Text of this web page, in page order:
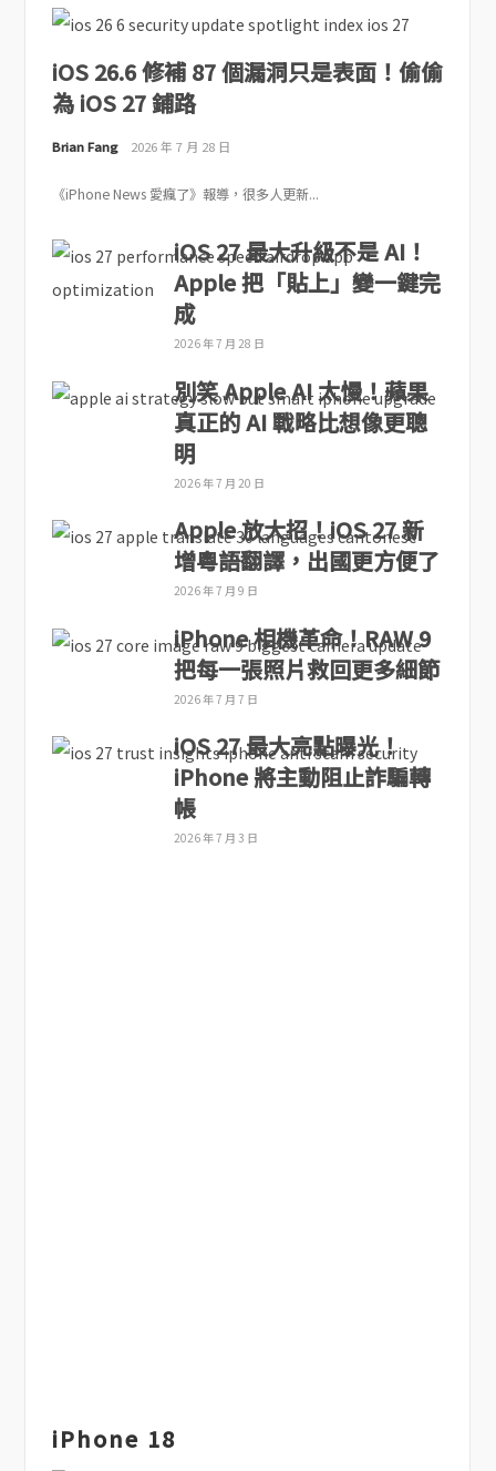
iOS 26.6 修補 87 個漏洞只是表面！偷偷
為 iOS 27 鋪路
Brian Fang 2026 年 7 月 28 日
《iPhone News 愛瘋了》報導，很多人更新...
iOS 27 最大升級不是 AI！
Apple 把「貼上」變一鍵完
成
2026 年 7 月 28 日
別笑 Apple AI 太慢！蘋果
真正的 AI 戰略比想像更聰
明
2026 年 7 月 20 日
Apple 放大招！iOS 27 新
增粵語翻譯，出國更方便了
2026 年 7 月 9 日
iPhone 相機革命！RAW 9
把每一張照片救回更多細節
2026 年 7 月 7 日
iOS 27 最大亮點曝光！
iPhone 將主動阻止詐騙轉
帳
2026 年 7 月 3 日
iPhone 18